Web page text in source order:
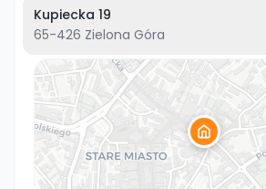
Kupiecka 19
65-426 Zielona Góra